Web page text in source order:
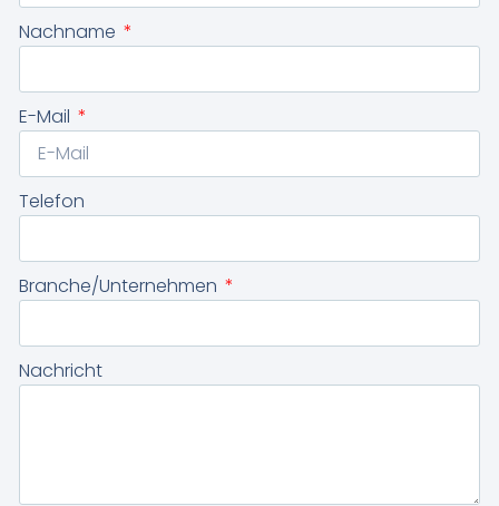
Nachname
E-Mail
Telefon
Branche/Unternehmen
Nachricht